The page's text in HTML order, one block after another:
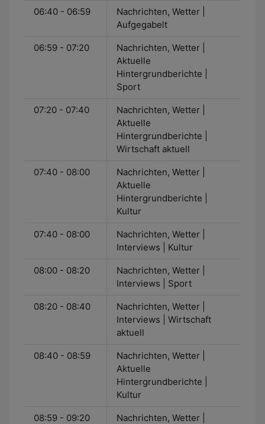
06:40 - 06:59
Nachrichten, Wetter |
Aufgegabelt
06:59 - 07:20
Nachrichten, Wetter |
Aktuelle
Hintergrundberichte |
Sport
07:20 - 07:40
Nachrichten, Wetter |
Aktuelle
Hintergrundberichte |
Wirtschaft aktuell
07:40 - 08:00
Nachrichten, Wetter |
Aktuelle
Hintergrundberichte |
Kultur
07:40 - 08:00
Nachrichten, Wetter |
Interviews | Kultur
08:00 - 08:20
Nachrichten, Wetter |
Interviews | Sport
08:20 - 08:40
Nachrichten, Wetter |
Interviews | Wirtschaft
aktuell
08:40 - 08:59
Nachrichten, Wetter |
Aktuelle
Hintergrundberichte |
Kultur
08:59 - 09:20
Nachrichten, Wetter |